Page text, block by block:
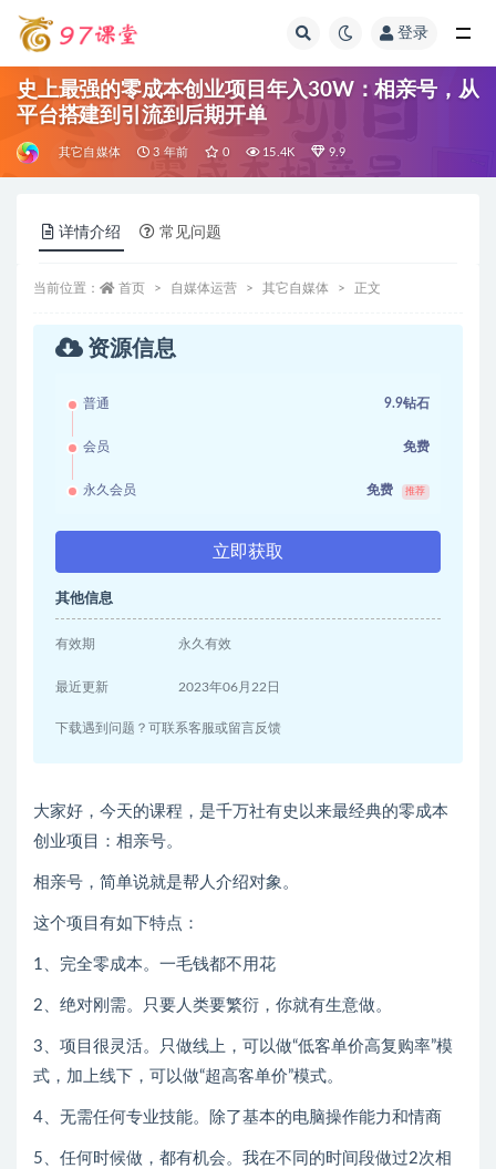
登录
史上最强的零成本创业项目年入30W：相亲号，从
平台搭建到引流到后期开单
其它自媒体 3 年前 0 15.4K 9.9
详情介绍 常见问题
当前位置： 首页 自媒体运营 其它自媒体 正文
资源信息
普通 9.9钻石
会员 免费
永久会员 免费 推荐
立即获取
其他信息
有效期 永久有效
最近更新 2023年06月22日
下载遇到问题？可联系客服或留言反馈
大家好，今天的课程，是千万社有史以来最经典的零成本
创业项目：相亲号。
相亲号，简单说就是帮人介绍对象。
这个项目有如下特点：
1、完全零成本。一毛钱都不用花
2、绝对刚需。只要人类要繁衍，你就有生意做。
3、项目很灵活。只做线上，可以做“低客单价高复购率”模
式，加上线下，可以做“超高客单价”模式。
4、无需任何专业技能。除了基本的电脑操作能力和情商
5、任何时候做，都有机会。我在不同的时间段做过2次相